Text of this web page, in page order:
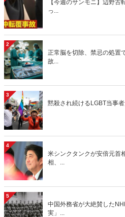
【今週のサンモニ】辺野
っ...
2
正常脳を切除、禁忌の処置
故...
3
黙殺され続けるLGBT当事
4
米シンクタンクが安倍元首
相、...
5
中国外務省が大絶賛した
実」...